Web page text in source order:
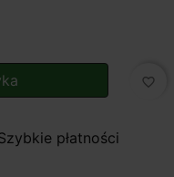
favorite_border
płatności